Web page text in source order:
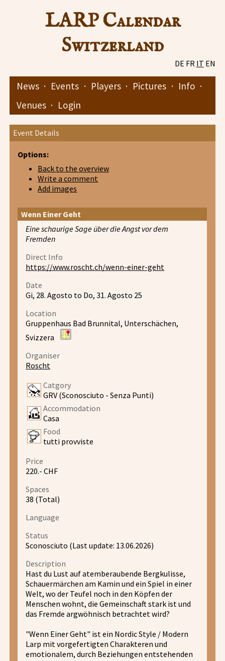
LARP Calendar
Switzerland
DE FR IT EN
News · Events · Players · Pictures · Info ·
Venues · Login
Event Details
Options:
Back to the overview
Write a comment
Add images
Wenn Einer Geht
Eine schaurige Sage über die Angst vor dem
Fremden
Direct Info
https://www.roscht.ch/wenn-einer-geht
Date
Gi, 28. Agosto to Do, 31. Agosto 25
Location
Gruppenhaus Bad Brunnital, Unterschächen,
Svizzera
Organiser
Roscht
Catgory
GRV (Sconosciuto - Senza Punti)
Accommodation
Casa
Food
tutti provviste
Price
220.- CHF
Spaces
38 (Total)
Language
Status
Sconosciuto (Last update: 13.06.2026)
Description
Hast du Lust auf atemberaubende Bergkulisse,
Schauermärchen am Kamin und ein Spiel in einer
Welt, wo der Teufel noch in den Köpfen der
Menschen wohnt, die Gemeinschaft stark ist und
das Fremde argwöhnisch betrachtet wird?
"Wenn Einer Geht" ist ein Nordic Style / Modern
Larp mit vorgefertigten Charakteren und
emotionalem, durch Beziehungen entstehenden